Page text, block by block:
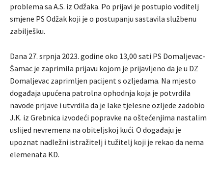
problema sa A.S. iz Odžaka. Po prijavi je postupio voditelj
smjene PS Odžak koji je o postupanju sastavila službenu
zabilješku.
Dana 27. srpnja 2023. godine oko 13,00 sati PS Domaljevac-
Šamac je zaprimila prijavu kojom je prijavljeno da je u DZ
Domaljevac zaprimljen pacijent s ozljedama. Na mjesto
događaja upućena patrolna ophodnja koja je potvrdila
navode prijave i utvrdila da je lake tjelesne ozljede zadobio
J.K. iz Grebnica izvodeći popravke na oštećenjima nastalim
uslijed nevremena na obiteljskoj kući. O događaju je
upoznat nadležni istražitelj i tužitelj koji je rekao da nema
elemenata KD.